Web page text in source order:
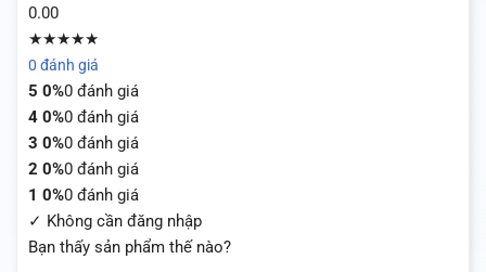
0.00
★★★★★
0 đánh giá
5 0%0 đánh giá
4 0%0 đánh giá
3 0%0 đánh giá
2 0%0 đánh giá
1 0%0 đánh giá
✓ Không cần đăng nhập
Bạn thấy sản phẩm thế nào?